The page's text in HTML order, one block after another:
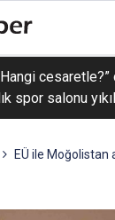
spor salonu
EÜ ile Moğolistan